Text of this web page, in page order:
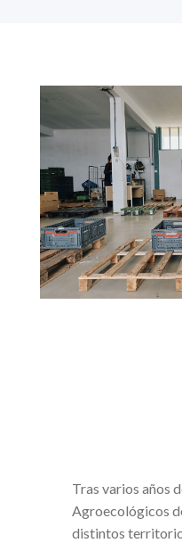
Tras varios años
Agroecológicos
distintos